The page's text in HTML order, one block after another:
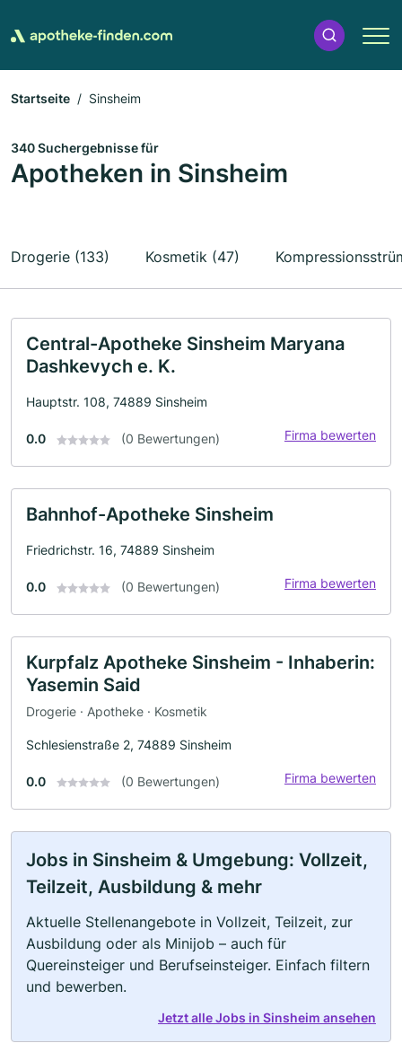
Startseite Sinsheim
340 Suchergebnisse für
Apotheken in Sinsheim
Drogerie (133) Kosmetik (47)
Central-Apotheke Sinsheim Maryana
Dashkevych e. K.
Hauptstr. 108, 74889 Sinsheim
0.0 (0 Bewertungen) Firma bewerten
Bahnhof-Apotheke Sinsheim
Friedrichstr. 16, 74889 Sinsheim
0.0 (0 Bewertungen) Firma bewerten
Kurpfalz Apotheke Sinsheim - Inhaberin:
Yasemin Said
Drogerie · Apotheke · Kosmetik
Schlesienstraße 2, 74889 Sinsheim
0.0 (0 Bewertungen) Firma bewerten
Jobs in Sinsheim & Umgebung: Vollzeit,
Teilzeit, Ausbildung & mehr
Aktuelle Stellenangebote in Vollzeit, Teilzeit, zur
Ausbildung oder als Minijob – auch für
Quereinsteiger und Berufseinsteiger. Einfach filtern
und bewerben.
Jetzt alle Jobs in Sinsheim ansehen